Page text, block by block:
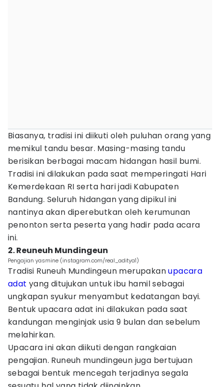
Biasanya, tradisi ini diikuti oleh puluhan orang yang
memikul tandu besar. Masing-masing tandu
berisikan berbagai macam hidangan hasil bumi.
Tradisi ini dilakukan pada saat memperingati Hari
Kemerdekaan RI serta hari jadi Kabupaten
Bandung. Seluruh hidangan yang dipikul ini
nantinya akan diperebutkan oleh kerumunan
penonton serta peserta yang hadir pada acara
ini.
2. Reuneuh Mundingeun
Pengajian yasmine (instagram.com/real_aditya1)
Tradisi Runeuh Mundingeun merupakanupacara
adat yang ditujukan untuk ibu hamil sebagai
ungkapan syukur menyambut kedatangan bayi.
Bentuk upacara adat ini dilakukan pada saat
kandungan menginjak usia 9 bulan dan sebelum
melahirkan.
Upacara ini akan diikuti dengan rangkaian
pengajian. Runeuh mundingeun juga bertujuan
sebagai bentuk mencegah terjadinya segala